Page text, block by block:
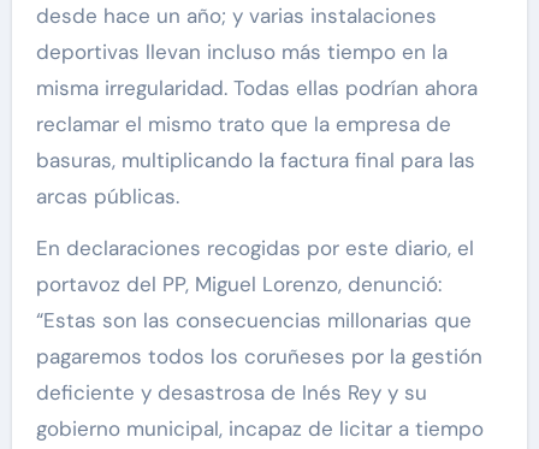
desde hace un año; y varias instalaciones
deportivas llevan incluso más tiempo en la
misma irregularidad. Todas ellas podrían ahora
reclamar el mismo trato que la empresa de
basuras, multiplicando la factura final para las
arcas públicas.
En declaraciones recogidas por este diario, el
portavoz del PP, Miguel Lorenzo, denunció:
“Estas son las consecuencias millonarias que
pagaremos todos los coruñeses por la gestión
deficiente y desastrosa de Inés Rey y su
gobierno municipal, incapaz de licitar a tiempo